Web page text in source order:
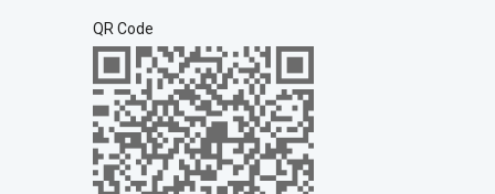
QR Code